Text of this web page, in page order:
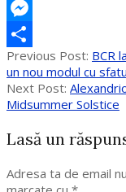
X
Messenger
Partajează
2020-
07-
20
Previous Post: BCR
un nou modul cu
Next Post:
Midsummer Solstice
Lasă un
Adresa ta de email